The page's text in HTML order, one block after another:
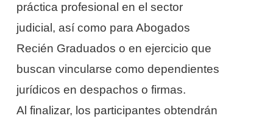
práctica profesional en el sector
judicial, así como para Abogados
Recién Graduados o en ejercicio que
buscan vincularse como dependientes
jurídicos en despachos o firmas.
Al finalizar, los participantes obtendrán